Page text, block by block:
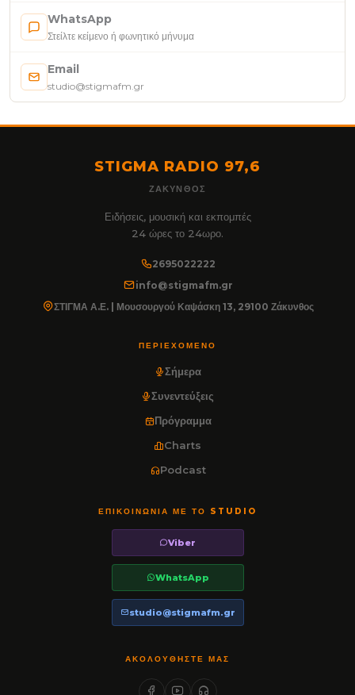
WhatsApp
Στείλτε κείμενο ή φωνητικό μήνυμα
Email
studio@stigmafm.gr
STIGMA RADIO 97,6
ΖΆΚΥΝΘΟΣ
Ειδήσεις, μουσική και εκπομπές
24 ώρες το 24ωρο.
2695022222
info@stigmafm.gr
ΣΤΙΓΜΑ Α.Ε. | Μουσουργού Καψάσκη 13, 29100 Ζάκυνθος
ΠΕΡΙΕΧΌΜΕΝΟ
Σήμερα
Συνεντεύξεις
Πρόγραμμα
Charts
Podcast
ΕΠΙΚΟΙΝΩΝΊΑ ΜΕ ΤΟ STUDIO
Viber
WhatsApp
studio@stigmafm.gr
ΑΚΟΛΟΥΘΉΣΤΕ ΜΑΣ